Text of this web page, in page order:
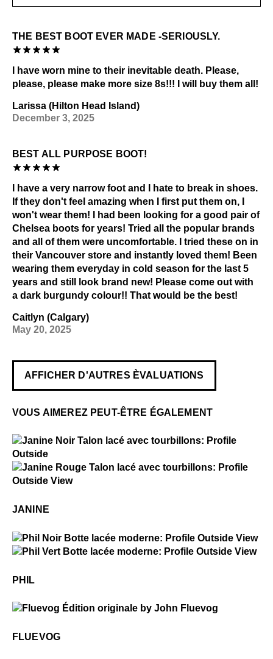
Consultez notre pageEntretien pour obtenir des
informations générales sur l'entretien.
THE BEST BOOT EVER MADE -SERIOUSLY.
I have worn mine to their inevitable death. Please,
please, please make more size 8s!!! I will buy them all!
Larissa (Hilton Head Island)
December 3, 2025
BEST ALL PURPOSE BOOT!
I have a very narrow foot and I hate to break in shoes.
If they don't feel amazing when I first put them on, I
won't wear them! I had been looking for a good pair of
Chelsea boots for years! Tried all the popular brands
and all of them were uncomfortable. I tried these on in
their Vancouver store and instantly loved them! Been
wearing them everyday in cold season for the last 5
years and still look brand new! Please come out with
a dark burgundy colour!! That would be the best!
Caitlyn (Calgary)
May 20, 2025
AFFICHER D'AUTRES ÈVALUATIONS
VOUS AIMEREZ PEUT-ÊTRE ÉGALEMENT
Janine
JANINE
Phil
PHIL
FLUEVOG